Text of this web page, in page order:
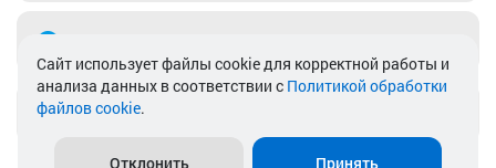
info@akkamulik.by
Cайт использует файлы cookie для корректной работы и
анализа данных в соответствии с Политикой обработки
файлов cookie.
Отклонить Принять